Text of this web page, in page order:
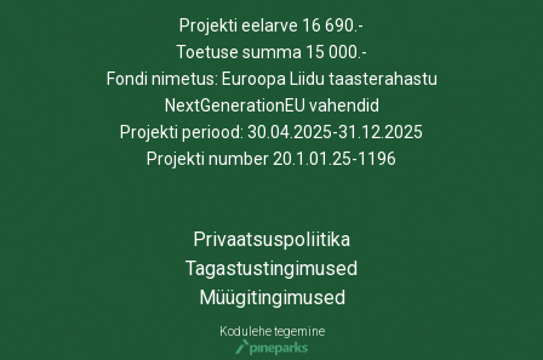
Projekti eelarve 16 690.-
Toetuse summa 15 000.-
Fondi nimetus: Euroopa Liidu taasterahastu
NextGenerationEU vahendid
Projekti periood: 30.04.2025-31.12.2025
Projekti number 20.1.01.25-1196
Privaatsuspoliitika
Tagastustingimused
Müügitingimused
Kodulehe tegemine